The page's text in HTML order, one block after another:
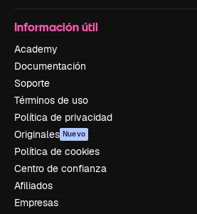
Información útil
Academy
Documentación
Soporte
Términos de uso
Política de privacidad
Originales Nuevo
Política de cookies
Centro de confianza
Afiliados
Empresas